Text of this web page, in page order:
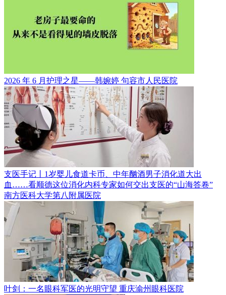
2026 年 6 月护理之星——韩婉婷 句容市人民医院
支医手记丨1岁婴儿食道卡币、中年酗酒男子消化道大出
血……看顺德这位消化内科专家如何交出支医的“山海答卷”
南方医科大学第八附属医院
叶剑：一名眼科军医的光明守望 重庆渝州眼科医院